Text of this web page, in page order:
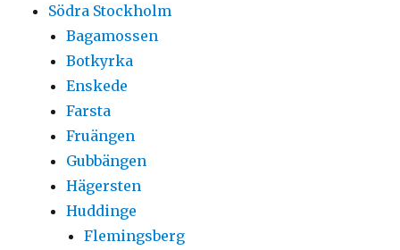
Södra Stockholm
Bagamossen
Botkyrka
Enskede
Farsta
Fruängen
Gubbängen
Hägersten
Huddinge
Flemingsberg